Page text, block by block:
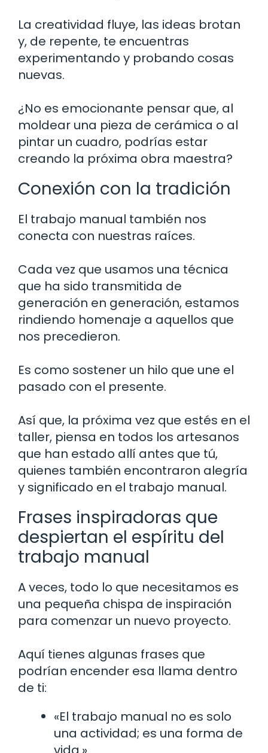
La creatividad fluye, las ideas brotan
y, de repente, te encuentras
experimentando y probando cosas
nuevas.
¿No es emocionante pensar que, al
moldear una pieza de cerámica o al
pintar un cuadro, podrías estar
creando la próxima obra maestra?
Conexión con la tradición
El trabajo manual también nos
conecta con nuestras raíces.
Cada vez que usamos una técnica
que ha sido transmitida de
generación en generación, estamos
rindiendo homenaje a aquellos que
nos precedieron.
Es como sostener un hilo que une el
pasado con el presente.
Así que, la próxima vez que estés en el
taller, piensa en todos los artesanos
que han estado allí antes que tú,
quienes también encontraron alegría
y significado en el trabajo manual.
Frases inspiradoras que
despiertan el espíritu del
trabajo manual
A veces, todo lo que necesitamos es
una pequeña chispa de inspiración
para comenzar un nuevo proyecto.
Aquí tienes algunas frases que
podrían encender esa llama dentro
de ti:
«El trabajo manual no es solo
una actividad; es una forma de